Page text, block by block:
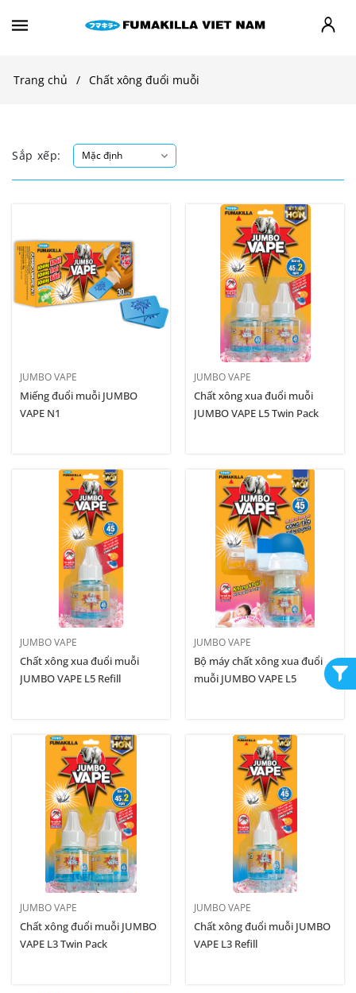
Trang chủ Chất xông đuổi muỗi
Sắp xếp:
JUMBO VAPE
Miếng đuổi muỗi JUMBO
VAPE N1
JUMBO VAPE
Chất xông xua đuổi muỗi
JUMBO VAPE L5 Twin Pack
JUMBO VAPE
Chất xông xua đuổi muỗi
JUMBO VAPE L5 Refill
JUMBO VAPE
Bộ máy chất xông xua đuổi
muỗi JUMBO VAPE L5
JUMBO VAPE
Chất xông đuổi muỗi JUMBO
VAPE L3 Twin Pack
JUMBO VAPE
Chất xông đuổi muỗi JUMBO
VAPE L3 Refill